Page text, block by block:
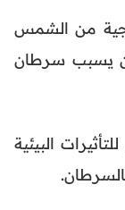
من الشمس
أن يسبب سرطان
البيئية